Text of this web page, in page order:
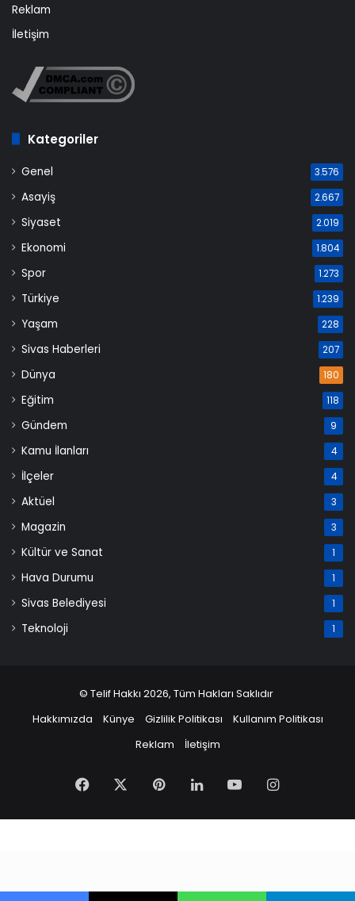
Reklam
İletişim
Kategoriler
Genel 3.576
Asayiş 2.667
Siyaset 2.019
Ekonomi 1.804
Spor 1.273
Türkiye 1.239
Yaşam 228
Sivas Haberleri 207
Dünya 180
Eğitim 118
Gündem 9
Kamu İlanları 4
İlçeler 4
Aktüel 3
Magazin 3
Kültür ve Sanat 1
Hava Durumu 1
Sivas Belediyesi 1
Teknoloji 1
© Telif Hakkı 2026, Tüm Hakları Saklıdır
Hakkımızda
Künye Gizlilik Politikası
Kullanım Politikası
Reklam
İletişim
Facebook PinterestLinkedInYouTubeInstagram